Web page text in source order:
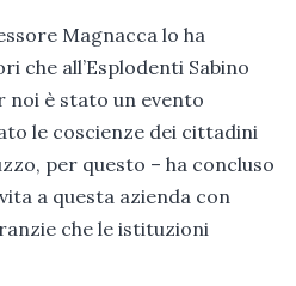
Magnacca lo ha
che all’Esplodenti Sabino
noi è stato un evento
le coscienze dei cittadini
per questo – ha concluso
a questa azienda con
che le istituzioni